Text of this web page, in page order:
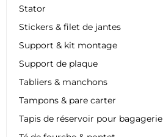
Stator
Stickers & filet de jantes
Support & kit montage
Support de plaque
Tabliers & manchons
Tampons & pare carter
Tapis de réservoir pour bagagerie